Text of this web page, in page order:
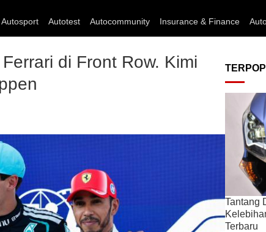
Autosport Autotest Autocommunity Insurance & Finance
di Front Row. Kimi
Tantang
Terbaru